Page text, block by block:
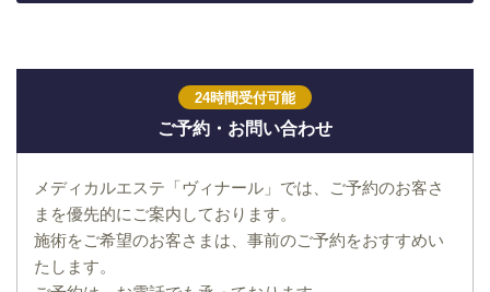
24時間受付可能
ご予約・お問い合わせ
メディカルエステ「ヴィナール」では、ご予約のお客さ
まを優先的にご案内しております。
施術をご希望のお客さまは、事前のご予約をおすすめい
たします。